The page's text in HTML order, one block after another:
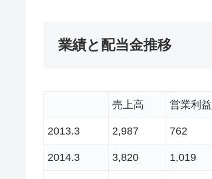
業績と配当金推移
売上高 営業利益
2013.3 2,987 762
2014.3 3,820 1,019